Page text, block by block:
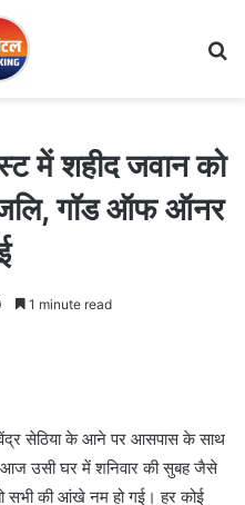
में शहीद जवान को
गॉड ऑफ ऑनर
1 minute read
सेठिया के आने पर आसपास के साथ
आज उसी घर में शनिवार की सुबह जैसे
सभी की आंखे नम हो गई। हर कोई